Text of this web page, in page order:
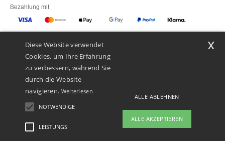
Bezahlung mit
Unsere Paketzusteller
Diese Website verwendet
Cookies, um Ihre Erfahrung
zu verbessern, während Sie
durch die Website
navigieren. Weiterlesen
NOTWENDIGE
LEISTUNGS
ALLE ABLEHNEN
ALLE AKZEPTIEREN
x